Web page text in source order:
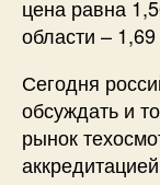
цена равна
области –
Сегодня
обсуждать и
рынок